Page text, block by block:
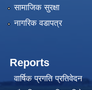
सामाजिक सुरक्षा
नागरिक वडापत्र
Reports
वार्षिक प्रगति प्रतिवेदन